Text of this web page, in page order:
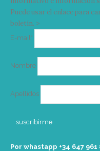
Puede usar el enlace para
boletín. >
E-mail*
Nombre
Apellidos
Por whastapp +34 ‭647 961